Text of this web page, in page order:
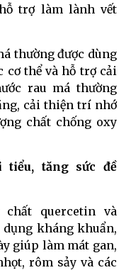
trợ làm lành vết
thường được dùng
thể và hỗ trợ cải
rau má thường
cải thiện trí nhớ
chất chống oxy
tăng sức đề
quercetin và
dụng kháng khuẩn,
giúp làm mát gan,
rôm sảy và các